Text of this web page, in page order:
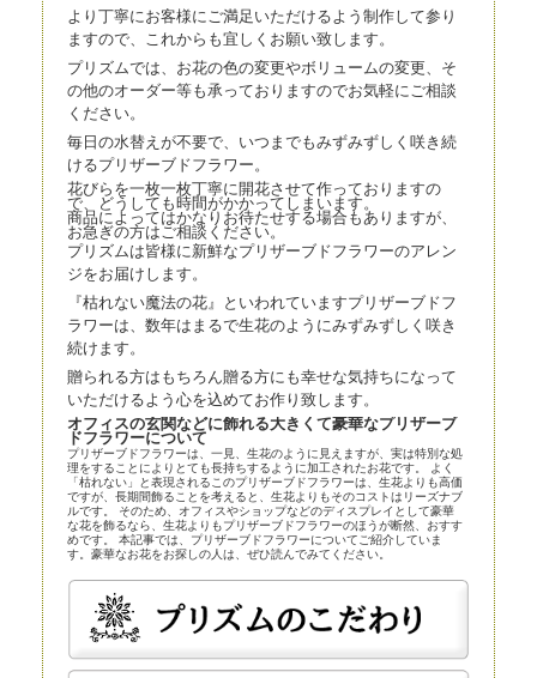
より丁寧にお客様にご満足いただけるよう制作して参り
ますので、これからも宜しくお願い致します。
プリズムでは、お花の色の変更やボリュームの変更、そ
の他のオーダー等も承っておりますのでお気軽にご相談
ください。
毎日の水替えが不要で、いつまでもみずみずしく咲き続
けるプリザーブドフラワー。
花びらを一枚一枚丁寧に開花させて作っておりますの
で、どうしても時間がかかってしまいます。
商品によってはかなりお待たせする場合もありますが、
お急ぎの方はご相談ください。
プリズムは皆様に新鮮なプリザーブドフラワーのアレン
ジをお届けします。
『枯れない魔法の花』といわれていますプリザーブドフ
ラワーは、数年はまるで生花のようにみずみずしく咲き
続けます。
贈られる方はもちろん贈る方にも幸せな気持ちになって
いただけるよう心を込めてお作り致します。
オフィスの玄関などに飾れる大きくて豪華なプリザーブ
ドフラワーについて
プリザーブドフラワーは、一見、生花のように見えますが、実は特別な処
理をすることによりとても長持ちするように加工されたお花です。 よく
「枯れない」と表現されるこのプリザーブドフラワーは、生花よりも高価
ですが、長期間飾ることを考えると、生花よりもそのコストはリーズナブ
ルです。 そのため、オフィスやショップなどのディスプレイとして豪華
な花を飾るなら、生花よりもプリザーブドフラワーのほうが断然、おすす
めです。 本記事では、プリザーブドフラワーについてご紹介していま
す。豪華なお花をお探しの人は、ぜひ読んでみてください。
プリザーブドフラワーとほかの花の比較
プリザーブドフラワーは、近年、生花店の店頭にも並べられているので、
よく知らなくても目にしている人は多いかもしれません。まずはプリザー
ブドフラワーとほかの花とを比較してみましょう。
プリザーブドフラワー
プリザーブドフラワーは、一見、生花のように見える、人工的に加工され